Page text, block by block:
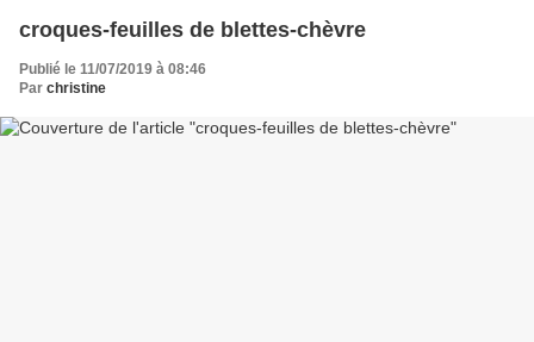
croques-feuilles de blettes-chèvre
Publié le 11/07/2019 à 08:46
Par christine